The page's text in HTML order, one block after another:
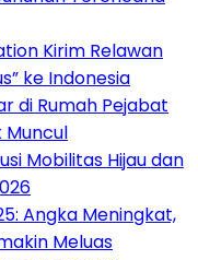
Kirim Relawan
ke Indonesia
di Rumah Pejabat
Muncul
Mobilitas Hijau dan
Angka Meningkat,
Meluas